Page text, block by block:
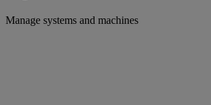
Manage systems and machines